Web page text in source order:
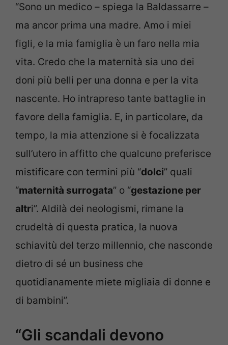
“Sono un medico – spiega la Baldassarre –
ma ancor prima una madre. Amo i miei
figli, e la mia famiglia è un faro nella mia
vita. Credo che la maternità sia uno dei
doni più belli per una donna e per la vita
nascente. Ho intrapreso tante battaglie in
favore della famiglia. E, in particolare, da
tempo, la mia attenzione si è focalizzata
sull’utero in affitto che qualcuno preferisce
mistificare con termini più “dolci” quali
“maternità surrogata” o “gestazione per
altri”. Aldilà dei neologismi, rimane la
crudeltà di questa pratica, la nuova
schiavitù del terzo millennio, che nasconde
dietro di sé un business che
quotidianamente miete migliaia di donne e
di bambini”.
“Gli scandali devono